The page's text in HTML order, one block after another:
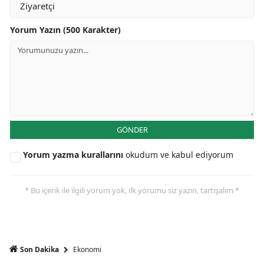
Yorum Yazın (500 Karakter)
GÖNDER
Yorum yazma kurallarını okudum ve kabul ediyorum
* Bu içerik ile ilgili yorum yok, ilk yorumu siz yazın, tartışalım *
Son Dakika Ekonomi